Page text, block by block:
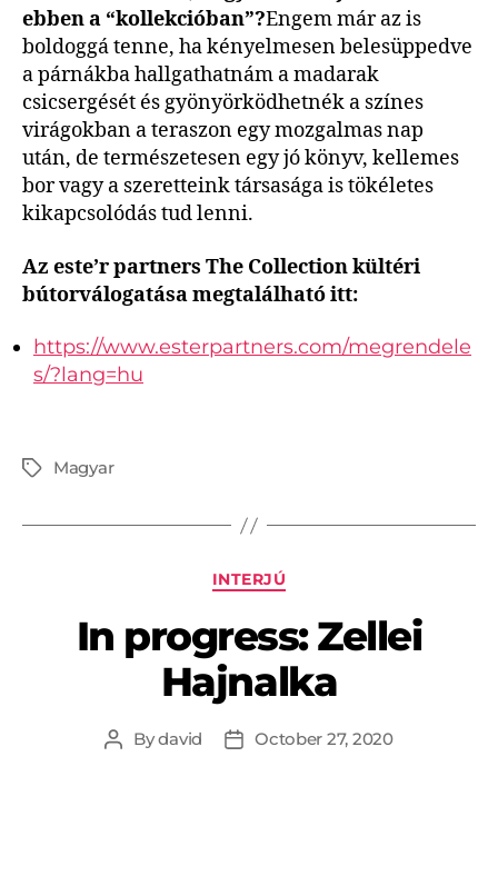
ebben a “kollekcióban”?Engem már az is
boldoggá tenne, ha kényelmesen belesüppedve
a párnákba hallgathatnám a madarak
csicsergését és gyönyörködhetnék a színes
virágokban a teraszon egy mozgalmas nap
után, de természetesen egy jó könyv, kellemes
bor vagy a szeretteink társasága is tökéletes
kikapcsolódás tud lenni.
Az este’r partners The Collection kültéri
bútorválogatása megtalálható itt:
https://www.esterpartners.com/megrendele
s/?lang=hu
Magyar
INTERJÚ
In progress: Zellei
Hajnalka
Bydavid October 27, 2020